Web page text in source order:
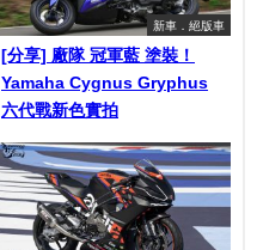
新車．絕版車
[分享] 廠隊 冠軍藍 塗裝！
Yamaha Cygnus Gryphus
六代戰新色實拍